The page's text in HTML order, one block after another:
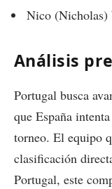
Nico
Análisis
Portugal busca
que España
torneo. El equipo
clasificación
Portugal, este